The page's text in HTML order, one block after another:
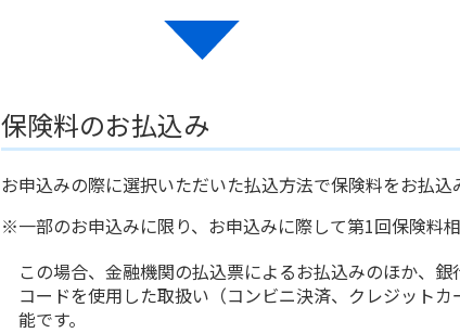
保険料のお払込み
お申込みの際に選択いただいた払込方法で保険料をお払込
※一部のお申込みに限り、お申込みに際して第1回保険料
この場合、金融機関の払込票によるお払込みのほか、
コードを使用した取扱い（コンビニ決済、クレジット
能です。